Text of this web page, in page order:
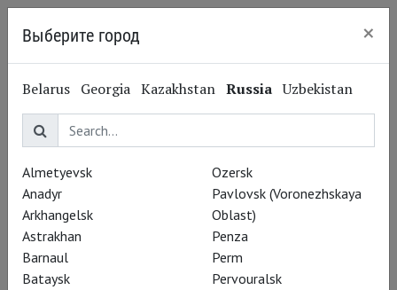
Выберите город ×
Belarus Georgia Kazakhstan Russia Uzbekistan
Almetyevsk
Anadyr
Arkhangelsk
Astrakhan
Barnaul
Bataysk
Ozersk
Pavlovsk (Voronezhskaya
Oblast)
Penza
Perm
Pervouralsk